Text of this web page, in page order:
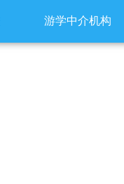
游学中介机构